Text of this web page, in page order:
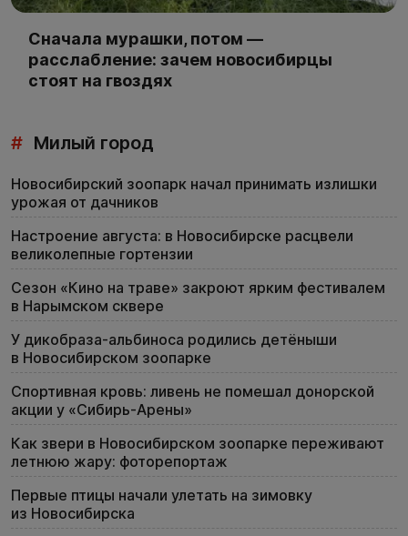
Сначала мурашки, потом —
расслабление: зачем новосибирцы
стоят на гвоздях
# Милый город
Новосибирский зоопарк начал принимать излишки
урожая от дачников
Настроение августа: в Новосибирске расцвели
великолепные гортензии
Сезон «Кино на траве» закроют ярким фестивалем
в Нарымском сквере
У дикобраза-альбиноса родились детёныши
в Новосибирском зоопарке
Спортивная кровь: ливень не помешал донорской
акции у «Сибирь-Арены»
Как звери в Новосибирском зоопарке переживают
летнюю жару: фоторепортаж
Первые птицы начали улетать на зимовку
из Новосибирска